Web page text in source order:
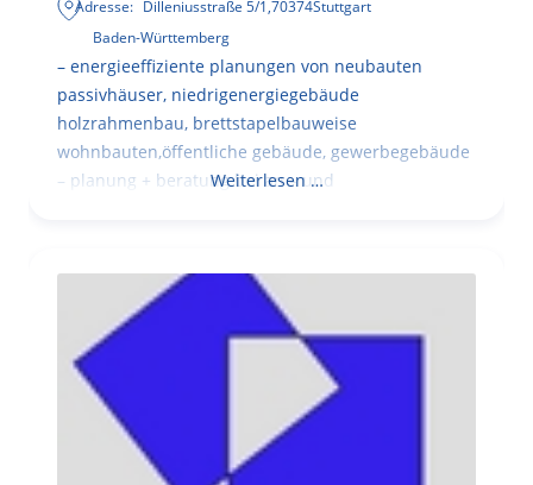
Adresse: Dilleniusstraße 5/1,70374Stuttgart
Baden-Württemberg
– energieeffiziente planungen von neubauten
passivhäuser, niedrigenergiegebäude
holzrahmenbau, brettstapelbauweise
wohnbauten,öffentliche gebäude, gewerbegebäude
– planung + beratung bei an – und
Weiterlesen …